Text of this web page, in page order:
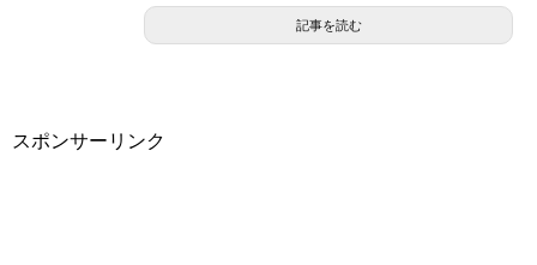
記事を読む
スポンサーリンク